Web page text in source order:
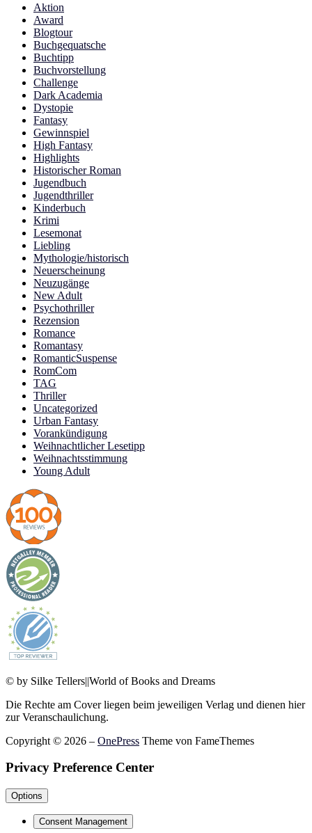
Aktion
Award
Blogtour
Buchgequatsche
Buchtipp
Buchvorstellung
Challenge
Dark Academia
Dystopie
Fantasy
Gewinnspiel
High Fantasy
Highlights
Historischer Roman
Jugendbuch
Jugendthriller
Kinderbuch
Krimi
Lesemonat
Liebling
Mythologie/historisch
Neuerscheinung
Neuzugänge
New Adult
Psychothriller
Rezension
Romance
Romantasy
RomanticSuspense
RomCom
TAG
Thriller
Uncategorized
Urban Fantasy
Vorankündigung
Weihnachtlicher Lesetipp
Weihnachtsstimmung
Young Adult
© by Silke Tellers||World of Books and Dreams
Die Rechte am Cover liegen beim jeweiligen Verlag und dienen hier
zur Veranschaulichung.
Copyright © 2026 – OnePress Theme von FameThemes
Privacy Preference Center
Options
Consent Management